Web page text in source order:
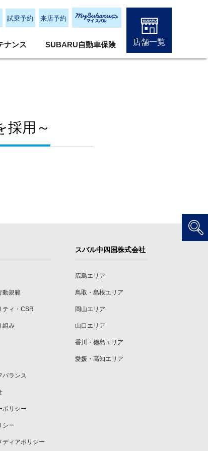
試乗予約 来店予約
ナンス SUBARU自動車保険 店舗一覧
採用～
動規範
ティ・CSR
組み
バランス
ポリシー
シー
ディアポリシー
スバル中四国株式会社
広島エリア
鳥取・島根エリア
岡山エリア
山口エリア
香川・徳島エリア
愛媛・高知エリア